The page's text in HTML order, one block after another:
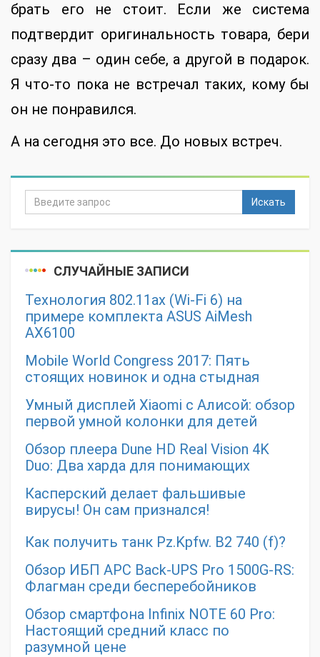
брать его не стоит. Если же система
подтвердит оригинальность товара, бери
сразу два – один себе, а другой в подарок.
Я что-то пока не встречал таких, кому бы
он не понравился.
А на сегодня это все. До новых встреч.
Искать
СЛУЧАЙНЫЕ ЗАПИСИ
Технология 802.11ax (Wi-Fi 6) на
примере комплекта ASUS AiMesh
AX6100
Mobile World Congress 2017: Пять
стоящих новинок и одна стыдная
Умный дисплей Xiaomi с Алисой: обзор
первой умной колонки для детей
Обзор плеера Dune HD Real Vision 4K
Duo: Два харда для понимающих
Касперский делает фальшивые
вирусы! Он сам признался!
Как получить танк Pz.Kpfw. B2 740 (f)?
Обзор ИБП APC Back-UPS Pro 1500G-RS:
Флагман среди бесперебойников
Обзор смартфона Infinix NOTE 60 Pro:
Настоящий средний класс по
разумной цене